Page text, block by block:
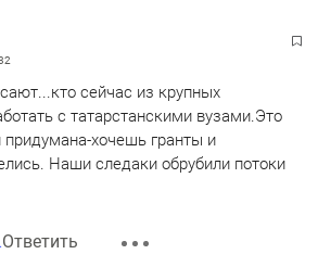
сейчас из крупных
с татарстанскими вузами.Это
хочешь гранты и
Наши следаки обрубили потоки
Ответить